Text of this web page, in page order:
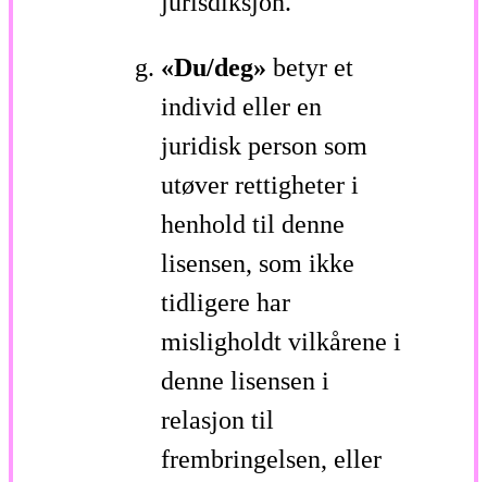
«Du/deg» betyr et
individ eller en
juridisk person som
utøver rettigheter i
henhold til denne
lisensen, som ikke
tidligere har
misligholdt vilkårene i
denne lisensen i
relasjon til
frembringelsen, eller